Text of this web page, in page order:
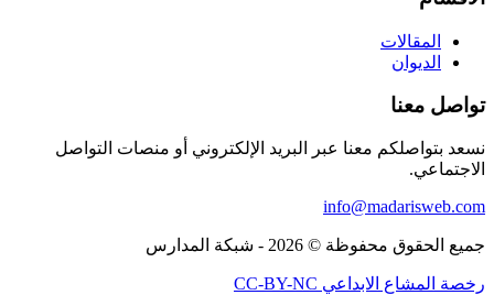
المقالات
الديوان
تواصل معنا
نسعد بتواصلكم معنا عبر البريد الإلكتروني أو منصات التواصل
الاجتماعي.
info@madarisweb.com
جميع الحقوق محفوظة © 2026 - شبكة المدارس
رخصة المشاع الابداعي CC-BY-NC